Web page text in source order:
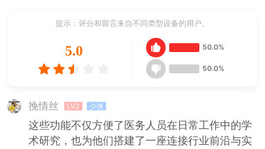
提示：评分和留言来自不同类型设备的用户。
5.0 50.0%
50.0%
挽情丝 LV2 少侠
这些功能不仅方便了医务人员在日常工作中的学
术研究，也为他们搭建了一座连接行业前沿与实